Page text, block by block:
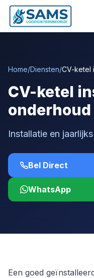
Home/Diensten/CV-ketel
CV-ketel
onderhoud
Installatie en
Bel Direct
WhatsApp
Een goed